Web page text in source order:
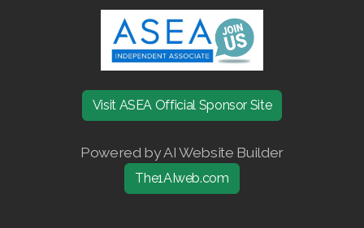
Visit ASEA Official Sponsor Site
Powered by AI Website Builder
The1AIweb.com
Join ASEA Denmark (Dansk)
Join ASEA Finland (Suomi)
Join ASEA France (Français)
Join ASEA Hong Kong (English)